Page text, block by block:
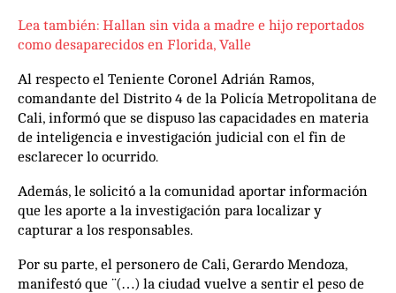
Lea también: Hallan sin vida a madre e hijo reportados
como desaparecidos en Florida, Valle
Al respecto el Teniente Coronel Adrián Ramos,
comandante del Distrito 4 de la Policía Metropolitana de
Cali, informó que se dispuso las capacidades en materia
de inteligencia e investigación judicial con el fin de
esclarecer lo ocurrido.
Además, le solicitó a la comunidad aportar información
que les aporte a la investigación para localizar y
capturar a los responsables.
Por su parte, el personero de Cali, Gerardo Mendoza,
manifestó que ¨(…) la ciudad vuelve a sentir el peso de